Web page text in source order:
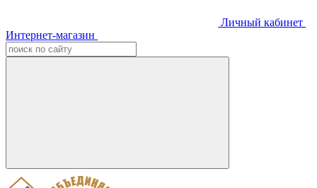
Личный кабинет
Интернет-магазин